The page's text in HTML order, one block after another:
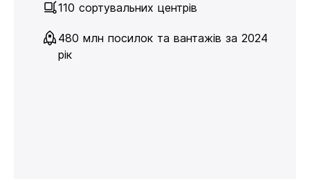
110 сортувальних центрів
480 млн посилок та вантажів за 2024
рік